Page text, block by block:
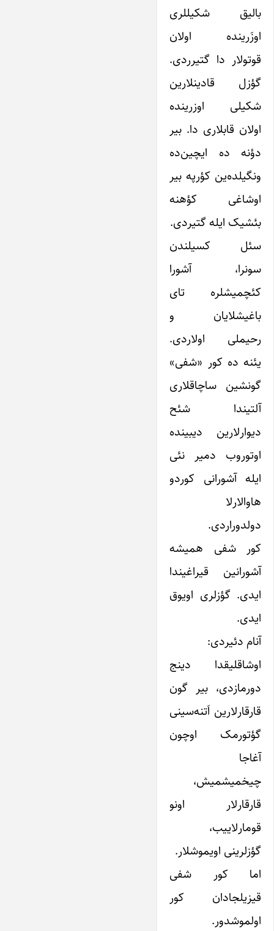
بالیق شکیللری
اوزَرینده اولان
قوتولار دا گتیرردی.
گؤزل قادینلارین
شکیلی اوزرینده
اولان قابلاری دا. بیر
دؤنه ده ایچین‌ده
ونگیلده‌ین کؤرپه بیر
اوشاغی کؤهنه
بئشیک ایله گتیردی.
سئل کسیلندن
سونرا، آشورا
کئچمیشلره تای
باغیشلایان و
رحیملی اولاردی.
یئنه ده کور «شفی»
گونشین ساچاقلاری
آلتیندا شئح
دیوارلارین دیبینده
اوتوروب دمیر نئی
ایله آشورانی کوردو
هاوالارلا
دولدوراردی.
کور شفی همیشه
آشورانین قیراغیندا
ایدی. گؤزلری اویوق
ایدی.
آنام دئیردی:
اوشاقلیقدا دینج
دورمازدی، بیر گون
قارقارلارین اَتنه‌سینی
گؤتورمک اوچون
آغاجا
چیخمیشمیش،
قارقارلار اونو
قومارلاییب،
گؤزلرینی اویموشلار.
اما کور شفی
قیزیلجادان کور
اولموشدور.